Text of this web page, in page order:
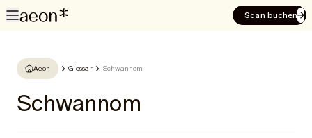
Scan buchen
Aeon Glossar Schwannom
Schwannom